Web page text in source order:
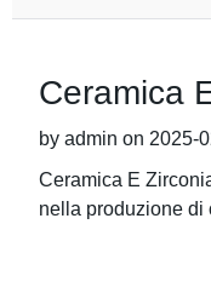
Ceramica
by admin on 2025-
Ceramica E
nella produzione di